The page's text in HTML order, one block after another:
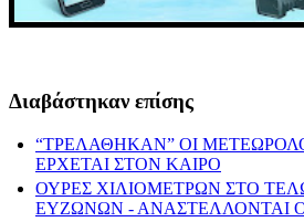
Διαβάστηκαν επίσης
“ΤΡΕΛΑΘΗΚΑΝ” ΟΙ
ΕΡΧΕΤΑΙ ΣΤΟΝ ΚΑΙΡΟ
ΟΥΡΕΣ ΧΙΛΙΟΜΕΤΡΩΝ ΣΤΟ
ΕΥΖΩΝΩΝ - ΑΝΑΣΤΕΛΛΟΝΤΑΙ